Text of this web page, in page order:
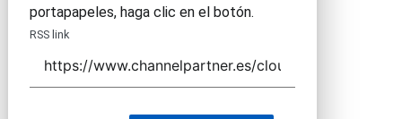
portapapeles, haga clic en el botón.
RSS link